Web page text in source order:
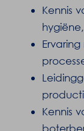
Kennis
Kennis